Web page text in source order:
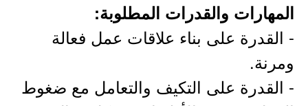
المهارات والقدرات المطلوبة:
- القدرة على بناء علاقات عمل فعالة
ومرنة.
- القدرة على التكيف والتعامل مع ضغوط